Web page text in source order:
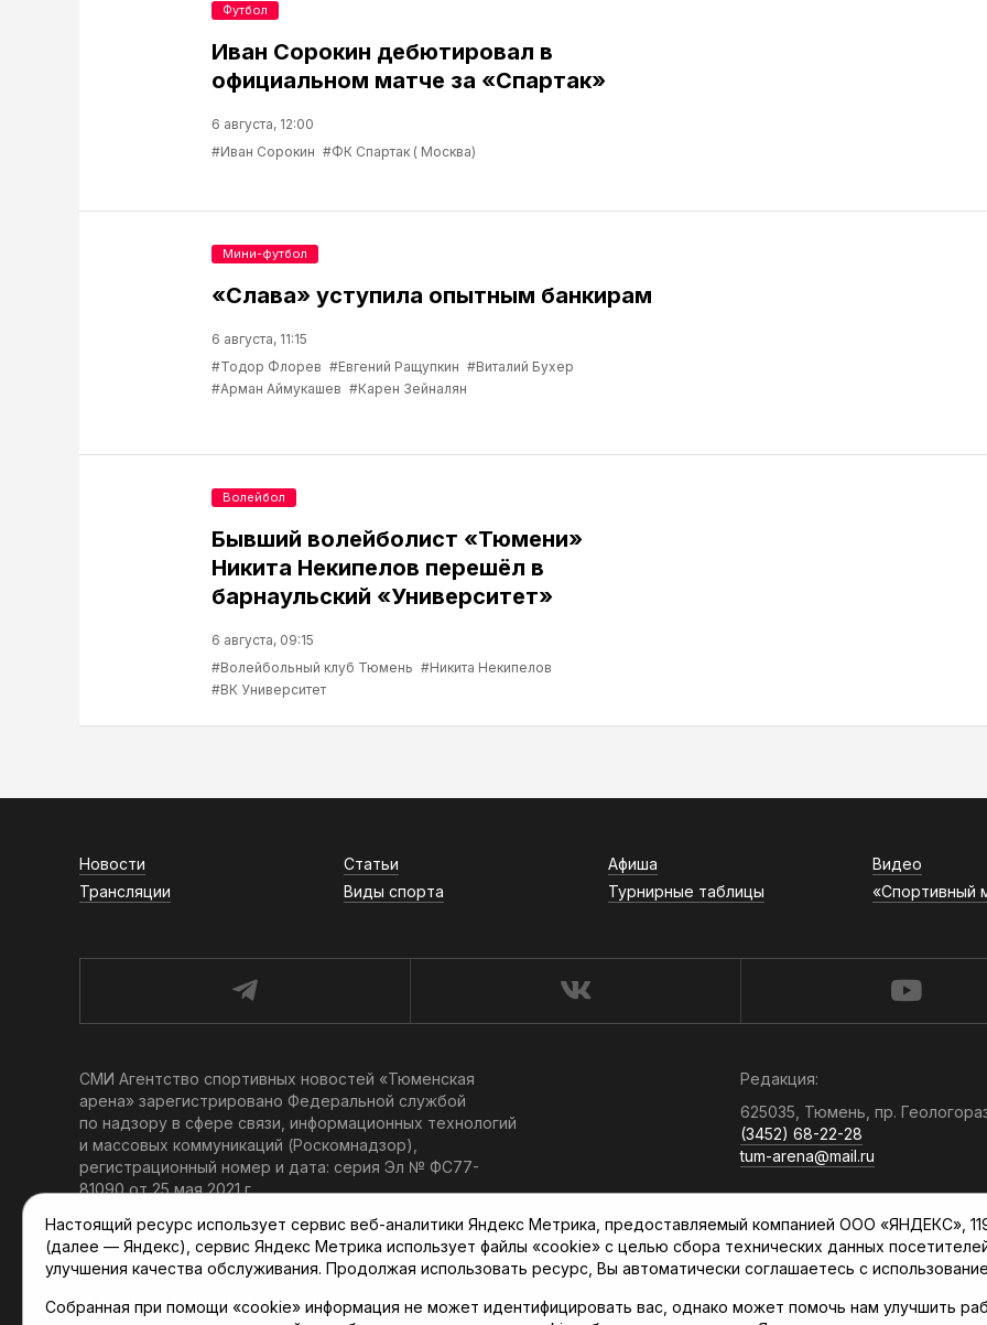
Иван Сорокин дебютировал в
официальном матче за «Спартак»
6 августа, 12:00
#Иван Сорокин #ФК Спартак ( Москва)
Футбол
«Слава» уступила опытным банкирам
6 августа, 11:15
#Тодор Флорев #Евгений Ращупкин #Виталий Бухер
#Арман Аймукашев #Карен Зейналян
Мини-футбол
Бывший волейболист «Тюмени»
Никита Некипелов перешёл в
барнаульский «Университет»
6 августа, 09:15
#Волейбольный клуб Тюмень #Никита Некипелов
#ВК Университет
Волейбол
Новости Статьи Афиша Видео
Трансляции
Виды спорта Турнирные таблицы «Спортивный
СМИ Агентство спортивных новостей «Тюменская
арена» зарегистрировано Федеральной службой
по надзору в сфере связи, информационных технологий
и массовых коммуникаций (Роскомнадзор),
регистрационный номер и дата: серия Эл № ФС77-
81090 от 25 мая 2021 г.
Главный редактор: Мартынов В. В.
При использовании материалов ссылка обязательна.
Политика конфиденциальности
Редакция:
625035, Тюмень, пр.
(3452) 68-22-28
tum-arena@mail.ru
Отдел продаж:
(3452) 68-89-78
kotovaev@sibinformburo.ru
Настоящий ресурс использует сервис веб-аналитики Яндекс Метрика, предоставляемый компанией ООО «ЯНДЕКС»,
(далее — Яндекс), сервис Яндекс Метрика использует файлы «cookie» с целью сбора технических данных
улучшения качества обслуживания. Продолжая использовать ресурс, Вы автоматически соглашаетесь с
Собранная при помощи «cookie» информация не может идентифицировать вас, однако может помочь нам улучшить